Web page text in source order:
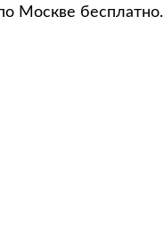
Москве бесплатно.